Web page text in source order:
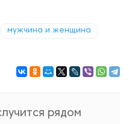
мужчина и женщина
рядом